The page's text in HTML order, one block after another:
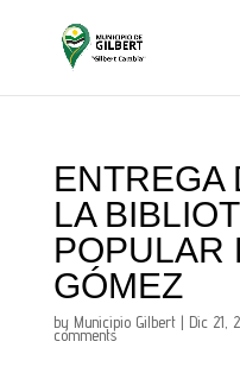
ENTREGA
LA
POPULAR
GÓMEZ
by Municipio Gilbert| Dic 21,
comments